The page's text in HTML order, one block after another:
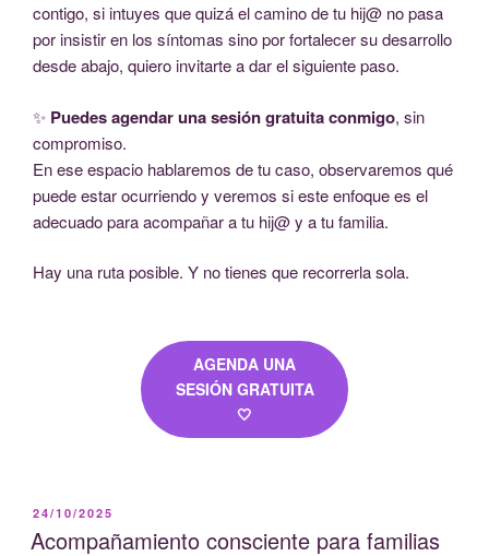
contigo, si intuyes que quizá el camino de tu hij@ no pasa
por insistir en los síntomas sino por fortalecer su desarrollo
desde abajo, quiero invitarte a dar el siguiente paso.
✨ Puedes agendar una sesión gratuita conmigo, sin
compromiso.
En ese espacio hablaremos de tu caso, observaremos qué
puede estar ocurriendo y veremos si este enfoque es el
adecuado para acompañar a tu hij@ y a tu familia.
Hay una ruta posible. Y no tienes que recorrerla sola.
AGENDA UNA
SESIÓN GRATUITA
🤍
PUBLICADO
EL
24/10/2025
Acompañamiento consciente para familias